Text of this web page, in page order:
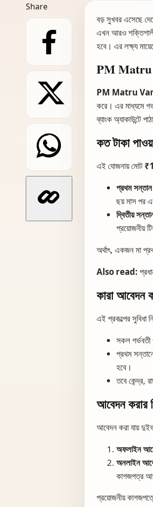
Share
বড় সুখবর এসেছে
এখন আরও
হবে। এর লক্ষ্য
PM Matru
PM Matru
করে। এর মাধ্যমে
ব্যাংক অ্যাকাউন্টে
কত টাকা
এই যোজনায় মোট
প্রথম
ছয় মাস পর
দ্বিতীয়
প্রয়োজনীয়
অর্থাৎ, একজন মা
Also read:
কারা আবেদন
এই প্রকল্পের সুবিধা
সকল গর্ভবতী
প্রথম
হবে।
তবে কেন্দ্র,
আবেদন করার
আবেদন করা যায়
অফলাইন
অনলাইন
কাগজপত্র
প্রয়োজনীয়